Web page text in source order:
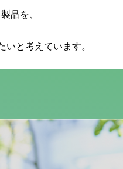
品を、
と考えています。